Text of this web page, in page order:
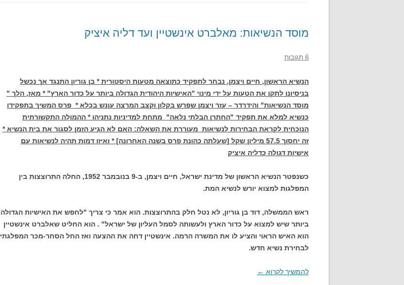
מוסד הנשיאות: מאלברט אינשטיין ועד דליה איציק
6 תגובות
הנשיא הראשון, חיים ויצמן, נבחר לתפקיד כתוצאה מטעות היסטורית * בן גוריון התנגד אך נכשל
בניסיונו לתקן את הטעות על ידי מינוי "האישיות היהודית הגדולה ביותר על כדור הארץ" * מאז, הלך "
מוסד הנשיאות" והידרדר – עזר ויצמן שפרש בקלון וקצב המרצה עונש בכלא * פרס המשיך בתפקידו
כנשיא למלא את תפקיד "החתרן הבלתי נלאה" מתחת למדיניות נתניהו * ההמולה התקשורתית
הנוכחית לקראת הבחירות לנשיאות מעוררת את השאלה: האם לא הגיע הזמן לסגור את בית הנשיא *
זה יחסוך 57.5 מיליון שקל [שעלתה כהונת פרס בשנה האחרונה] * ואיזו דמות תהיה לנשיאות עם
אישיות דגולה כדליה איציק
כשנפטר הנשיא הראשון של מדינת ישראל, חיים ויצמן, ב-9 בנובמבר 1952, החלה התרוצצות בין
המפלגות למצוא יורש לנשיא המת.
ראש הממשלה, דוד בן גוריון, לא נטל חלק בהתרוצצות. הוא אמר כי צריך "לחפש את האישיות הגדולה
ביותר שיש למצוא על כדור הארץ ולעשותה לסמל העליון של ישראל" . הוא החליט שאלברט אינשטיין
הוא האיש הראוי והציע לו את המשרה הרמה. אינשטיין דחה את ההצעה ואז החל הסחר-מכר המפלגתי
לבחירת נשיא חדש.
להמשיך לקרוא ←